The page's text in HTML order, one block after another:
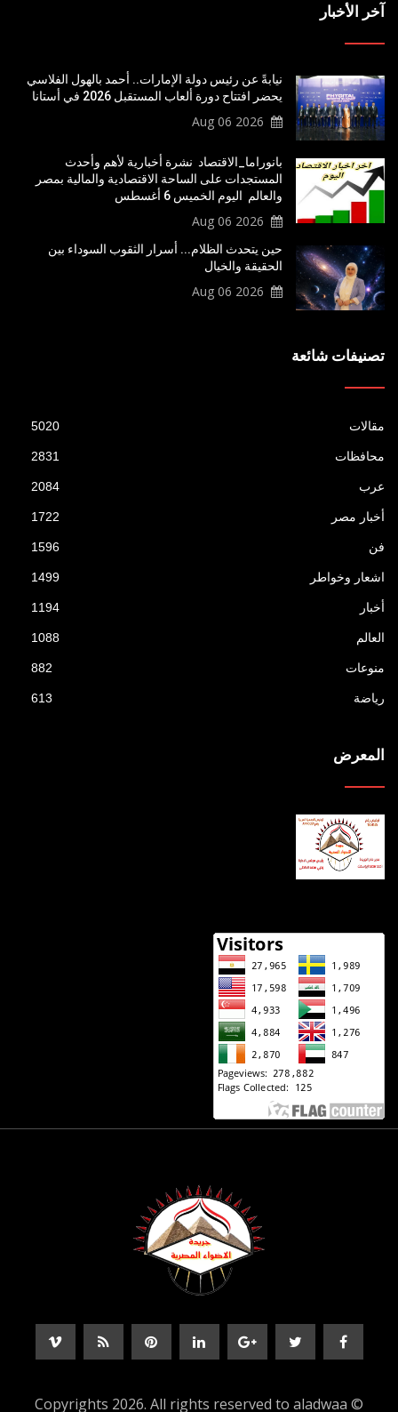
آخر الأخبار
نيابةً عن رئيس دولة الإمارات.. أحمد بالهول الفلاسي
يحضر افتتاح دورة ألعاب المستقبل 2026 في أستانا
2026 Aug 06
بانوراما_الاقتصاد نشرة أخبارية لأهم وأحدث
المستجدات على الساحة الاقتصادية والمالية بمصر
والعالم اليوم الخميس 6 أغسطس
2026 Aug 06
حين يتحدث الظلام... أسرار الثقوب السوداء بين
الحقيقة والخيال
2026 Aug 06
تصنيفات شائعة
مقالات 5020
محافظات 2831
عرب 2084
أخبار مصر 1722
فن 1596
اشعار وخواطر 1499
أخبار 1194
العالم 1088
منوعات 882
رياضة 613
المعرض
© Copyrights 2026. All rights reserved to aladwaa